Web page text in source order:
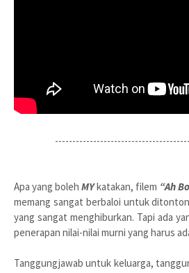
Apa yang bolehMYkatakan, filem “Ah
memang sangat berbaloi untuk
yang sangat menghiburkan. Tapi ada
penerapan nilai-nilai murni yang harus
Tanggungjawab untuk keluarga,